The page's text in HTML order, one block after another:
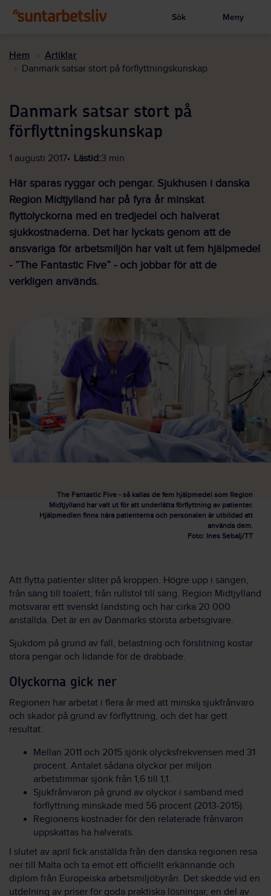
huvudinnehållet
Visa sökruta
Sök Meny
Hem Artiklar
Danmark satsar stort på förflyttningskunskap
Danmark satsar stort på
förflyttningskunskap
1 augusti 2017 Lästid:3 min
Här sparas ryggar och pengar. Sjukhusen i danska
Region Midtjylland har på fyra år minskat
flyttolyckorna med en tredjedel och halverat
sjukkostnaderna. Det har lyckats genom att de
ansvariga för arbetsmiljön har valt ut fem hjälpmedel
‒ ”The Fantastic Five” ‒ och jobbar för att de
verkligen används.
The Fantastic Five - så kallas de fem hjälpmedel som Region
Midtjylland har valt ut för att underlätta förflyttning av patienter.
Hjälpmedlen finns nära patienterna och personalen är utbildad att
använda dem.
Foto: Ines Sebalj/TT
Att flytta patienter sliter på kroppen. Högre upp i sängen,
från säng till toalett, från rullstol till säng. Region Midtjylland
motsvarar ett svenskt landsting och har cirka 20 000
anställda. Det är en av Danmarks största arbetsgivare.
Sjukdom på grund av fall, belastning och förslitning kostar
stora pengar och lidande för de drabbade.
Olyckorna gick ner
Regionen har arbetat i flera år med att minska sjukfrånvaro
och skador på grund av förflyttning, och det har gett
resultat:
Mellan 2011 och 2015 sjönk olycksfrekvensen med 31
procent. Antalet sådana olyckor per miljon
arbetstimmar sjönk från 1,6 till 1,1.
Sjukfrånvaron på grund av olyckor i samband med
förflyttning minskade med 56 procent (2013-2015).
Regionens kostnader för den relaterade frånvaron
uppskattas ha halverats.
I slutet av april fick anställda från den danska regionen resa
ner till Malta och ta emot ett officiellt erkännande och
diplom från Europeiska arbetsmiljöbyrån. Det skedde vid en
utdelning av priser för goda praktiska lösningar, en del av